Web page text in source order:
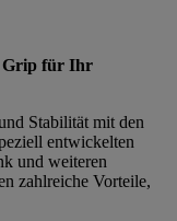
Grip für Ihr
Stabilität mit den
entwickelten
und weiteren
zahlreiche Vorteile,